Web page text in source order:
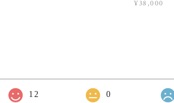
¥38,000
12 0